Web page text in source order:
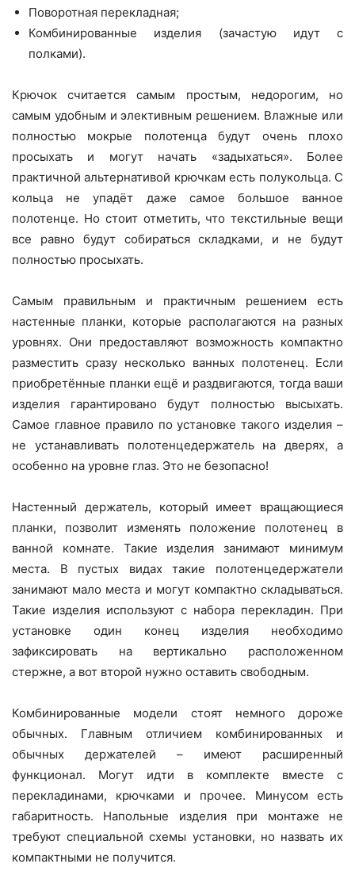
Поворотная перекладная;
Комбинированные изделия (зачастую идут с
полками).
Крючок считается самым простым, недорогим, но
самым удобным и элективным решением. Влажные или
полностью мокрые полотенца будут очень плохо
просыхать и могут начать «задыхаться». Более
практичной альтернативой крючкам есть полукольца. С
кольца не упадёт даже самое большое ванное
полотенце. Но стоит отметить, что текстильные вещи
все равно будут собираться складками, и не будут
полностью просыхать.
Самым правильным и практичным решением есть
настенные планки, которые располагаются на разных
уровнях. Они предоставляют возможность компактно
разместить сразу несколько ванных полотенец. Если
приобретённые планки ещё и раздвигаются, тогда ваши
изделия гарантировано будут полностью высыхать.
Самое главное правило по установке такого изделия –
не устанавливать полотенцедержатель на дверях, а
особенно на уровне глаз. Это не безопасно!
Настенный держатель, который имеет вращающиеся
планки, позволит изменять положение полотенец в
ванной комнате. Такие изделия занимают минимум
места. В пустых видах такие полотенцедержатели
занимают мало места и могут компактно складываться.
Такие изделия используют с набора перекладин. При
установке один конец изделия необходимо
зафиксировать на вертикально расположенном
стержне, а вот второй нужно оставить свободным.
Комбинированные модели стоят немного дороже
обычных. Главным отличием комбинированных и
обычных держателей – имеют расширенный
функционал. Могут идти в комплекте вместе с
перекладинами, крючками и прочее. Минусом есть
габаритность. Напольные изделия при монтаже не
требуют специальной схемы установки, но назвать их
компактными не получится.